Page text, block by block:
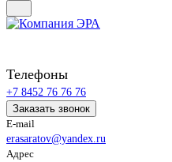
Телефоны
+7 8452 76 76 76
Заказать звонок
E-mail
erasaratov@yandex.ru
Адрес